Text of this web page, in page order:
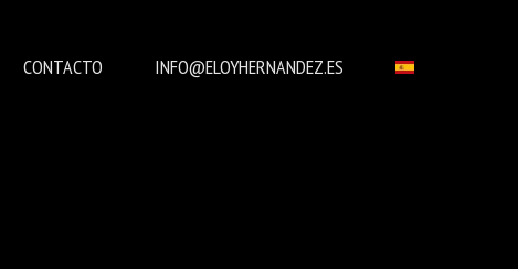
CONTACTO INFO@ELOYHERNANDEZ.ES